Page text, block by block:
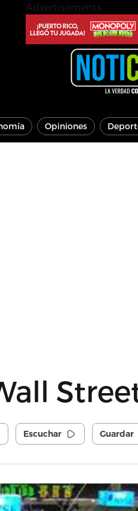
Opiniones
Escuchar Guardar